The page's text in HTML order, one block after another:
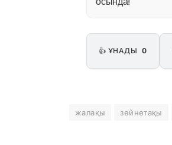
👍 ҰНАДЫ 0
жалақы зейнетақы